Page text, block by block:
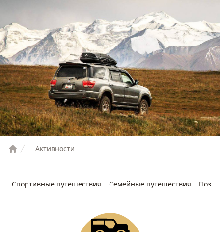
Активности
Спортивные путешествия Семейные путешествия